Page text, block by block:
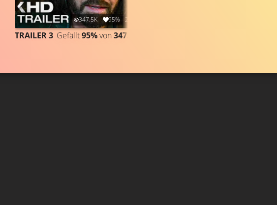
347.5K 95% 2:36
TRAILER 3 Gefällt95%von347.525